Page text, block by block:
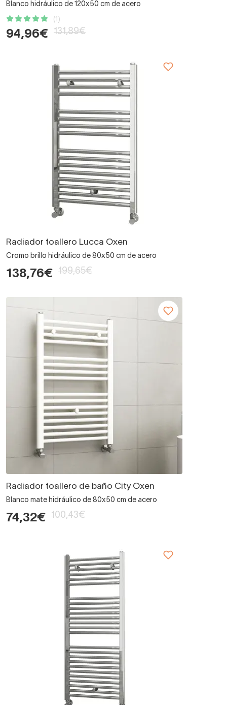
Blanco hidráulico de 120x50 cm de acero
(1)
94,96€ 131,89€
Radiador toallero Lucca Oxen
Cromo brillo hidráulico de 80x50 cm de acero
138,76€ 199,65€
Radiador toallero de baño City Oxen
Blanco mate hidráulico de 80x50 cm de acero
74,32€ 100,43€